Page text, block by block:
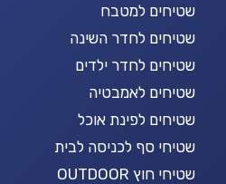
שטיחים למטבח
שטיחים לחדר השינה
שטיחים לחדר ילדים
שטיחים לאמבטיה
שטיחים לפינת אוכל
שטיחי סף לכניסה לבית
שטיחי חוץ OUTDOOR